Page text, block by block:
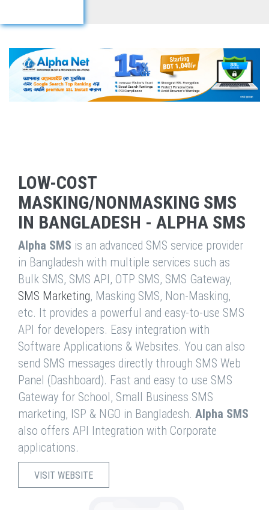
LOW-COST
MASKING/NONMASKING SMS
IN BANGLADESH - ALPHA SMS
Alpha SMS is an advanced SMS service provider
in Bangladesh with multiple services such as
Bulk SMS, SMS API, OTP SMS, SMS Gateway,
SMS Marketing, Masking SMS, Non-Masking,
etc. It provides a powerful and easy-to-use SMS
API for developers. Easy integration with
Software Applications & Websites. You can also
send SMS messages directly through SMS Web
Panel (Dashboard). Fast and easy to use SMS
Gateway for School, Small Business SMS
marketing, ISP & NGO in Bangladesh. Alpha SMS
also offers API Integration with Corporate
applications.
VISIT WEBSITE